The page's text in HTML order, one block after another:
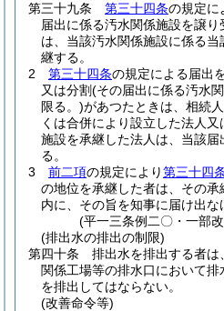
第三十九条
第三十四条の規定に
届出に係る汚水関係施設を譲
は、当該汚水関係施設に係る
継する。
2
第三十四条の規定による届出
又は分割(その届出に係る汚水
限る。)があつたときは、相続
くは合併により設立した法人
施設を承継した法人は、当該
る。
3
前二項の規定により第三十四
の地位を承継した者は、その
内に、その旨を知事に届け出な
(平一三条例二〇・一部
(排出水の排出の制限)
第四十条
排出水を排出する者
関係工場等の排水口において
を排出してはならない。
(改善命令等)